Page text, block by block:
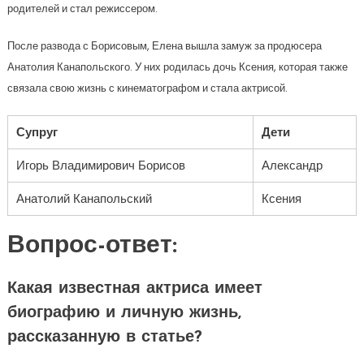
родителей и стал режиссером.
После развода с Борисовым, Елена вышла замуж за продюсера
Анатолия Канапольского. У них родилась дочь Ксения, которая также
связала свою жизнь с кинематографом и стала актрисой.
Супруг
Дети
Игорь Владимирович Борисов
Александр
Анатолий Канапольский
Ксения
Вопрос-ответ:
Какая известная актриса имеет
биографию и личную жизнь,
рассказанную в статье?